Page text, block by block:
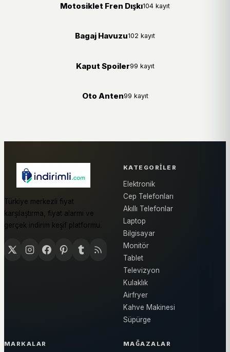
Motosiklet Fren Dışkı104 kayıt
Bagaj Havuzu102 kayıt
Kaput Spoiler99 kayıt
Oto Anten99 kayıt
Türkiye merkezli fiyat
karşılaştırma, fiyat alarmı ve
gerçek indirim keşif platformu.
KATEGORILER
Elektronik
Cep Telefonları
Akıllı Telefonlar
Laptop
Bilgisayar
Monitör
Tablet
Televizyon
Kulaklık
Airfryer
Kahve Makinesi
Süpürge
MARKALAR MAĞAZALAR